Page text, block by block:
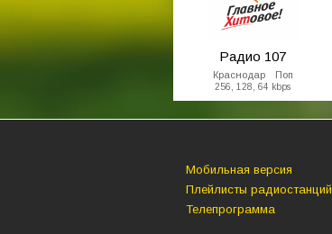
Радио 107
Краснодар Поп
256, 128, 64 kbps
Мобильная версия
Плейлисты радиостанций
Телепрограмма